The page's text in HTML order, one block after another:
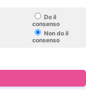
Do il
consenso
Non do il
consenso